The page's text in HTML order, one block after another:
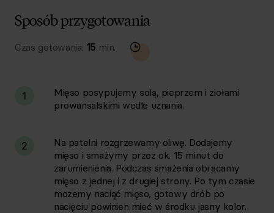
Sposób przygotowania
Czas gotowania: 15 min.
1
Mięso posypujemy solą, pieprzem i ziołami
prowansalskimi wedle uznania.
2
Na patelni rozgrzewamy oliwę. Dodajemy
mięso i smażymy przez ok. 15 minut do
zarumienienia. Podczas smażenia obracamy
mięso z jednej i z drugiej strony. Po tym czasie
możemy naciąć mięso, gotowy drób po
nacięciu powinien mieć w środku jasny kolor.